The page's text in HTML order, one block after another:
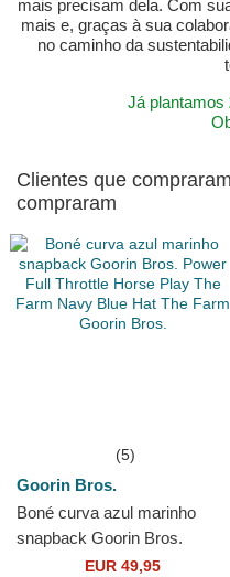
mais precisam dela. Com
mais e, graças à sua
no caminho da
Já plantamos
Clientes que
compraram
(5)
Goorin Bros.
Boné curva azul marinho
snapback Goorin Bros.
Power Full Throttle Horse
EUR 49,95